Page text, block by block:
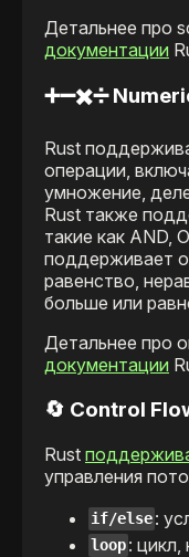
Детальнее про
документации
➕➖✖️➗
Rust
операции,
умножение,
Rust также
такие как AND,
поддерживает
равенство,
больше или
Детальнее про
документации
🔄 Control
Rust
управления
if/else:
loop: цикл,